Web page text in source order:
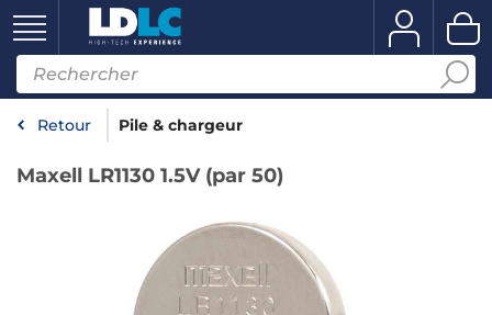
Retour Pile & chargeur
Maxell LR1130 1.5V (par 50)